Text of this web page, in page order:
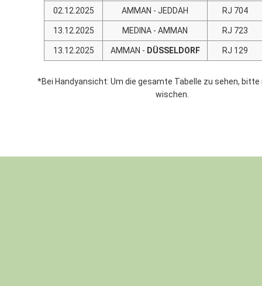
02.12.2025 AMMAN - JEDDAH RJ 704
13.12.2025 MEDINA - AMMAN RJ 723
13.12.2025 AMMAN - DÜSSELDORF RJ 129
*Bei Handyansicht: Um die gesamte Tabelle zu sehen,
wischen.